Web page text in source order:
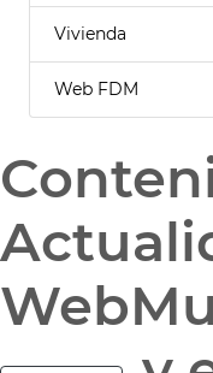
Vivienda
Web FDM